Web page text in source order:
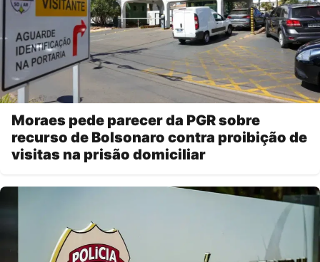
Moraes pede parecer da PGR sobre
recurso de Bolsonaro contra proibição de
visitas na prisão domiciliar